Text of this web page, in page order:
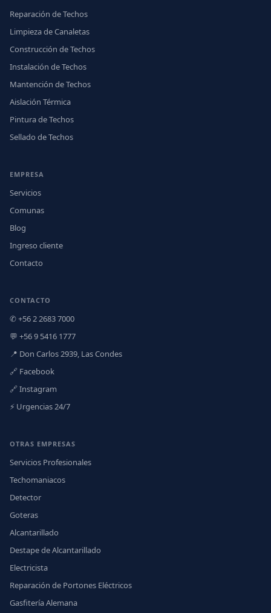
Reparación de Techos
Limpieza de Canaletas
Construcción de Techos
Instalación de Techos
Mantención de Techos
Aislación Térmica
Pintura de Techos
Sellado de Techos
EMPRESA
Servicios
Comunas
Blog
Ingreso cliente
Contacto
CONTACTO
✆ +56 2 2683 7000
💬 +56 9 5416 1777
📍 Don Carlos 2939, Las Condes
🔗 Facebook
🔗 Instagram
⚡ Urgencias 24/7
OTRAS EMPRESAS
Servicios Profesionales
Techomaniacos
Detector
Goteras
Alcantarillado
Destape de Alcantarillado
Electricista
Reparación de Portones Eléctricos
Gasfitería Alemana